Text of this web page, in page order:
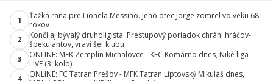
1
Ťažká rana pre Lionela Messiho. Jeho otec Jorge zomrel vo veku 68
rokov
2
Končí aj bývalý druholigista. Prestupový poriadok chráni hráčov-
špekulantov, vraví šéf klubu
3
ONLINE: MFK Zemplín Michalovce - KFC Komárno dnes, Niké liga
LIVE (3. kolo)
4
ONLINE: FC Tatran Prešov - MFK Tatran Liptovský Mikuláš dnes,